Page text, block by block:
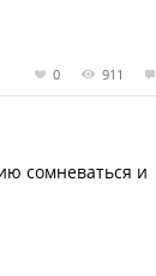
0 911
сомневаться и